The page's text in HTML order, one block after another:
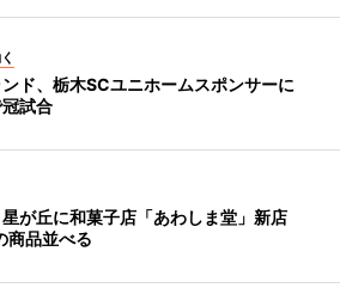
ンド、栃木SCユニホームスポンサーに
試合
が丘に和菓子店「あわしま堂」新店
商品並べる